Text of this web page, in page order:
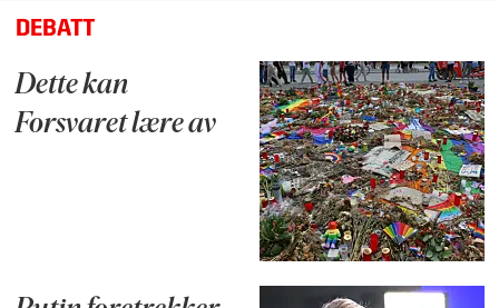
DEBATT
Dette kan
Forsvaret lære av